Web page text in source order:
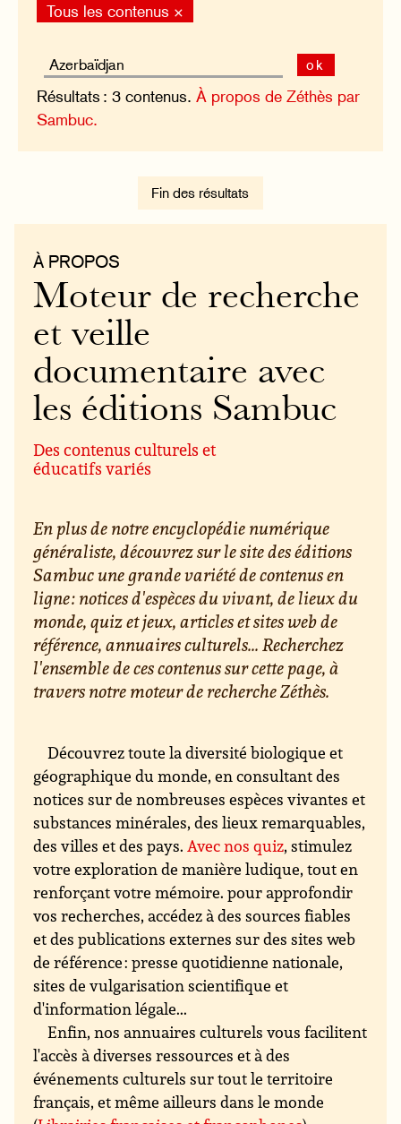
Tous les contenus ×
ok
Résultats : 3 contenus.À propos de Zéthès par
Sambuc.
Fin des résultats
À PROPOS
Moteur de recherche
et veille
documentaire avec
les éditions Sambuc
Des contenus culturels et
éducatifs variés
En plus de notre encyclopédie numérique
généraliste, découvrez sur le site des éditions
Sambuc une grande variété de contenus en
ligne : notices d'espèces du vivant, de lieux du
monde, quiz et jeux, articles et sites web de
référence, annuaires culturels... Recherchez
l'ensemble de ces contenus sur cette page, à
travers notre moteur de recherche Zéthès.
Découvrez toute la diversité biologique et
géographique du monde, en consultant des
notices sur de nombreuses espèces vivantes et
substances minérales, des lieux remarquables,
des villes et des pays.Avec nos quiz, stimulez
votre exploration de manière ludique, tout en
renforçant votre mémoire. pour approfondir
vos recherches, accédez à des sources fiables
et des publications externes sur des sites web
de référence : presse quotidienne nationale,
sites de vulgarisation scientifique et
d'information légale...
Enfin, nos annuaires culturels vous facilitent
l'accès à diverses ressources et à des
événements culturels sur tout le territoire
français, et même ailleurs dans le monde